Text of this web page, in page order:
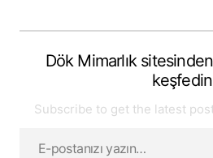
Dök Mimarlık
keşfedin
Subscribe to get the latest